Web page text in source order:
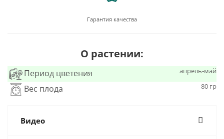
Гарантия качества
О растении:
Период цветения апрель-май
Вес плода 80 гр
Видео